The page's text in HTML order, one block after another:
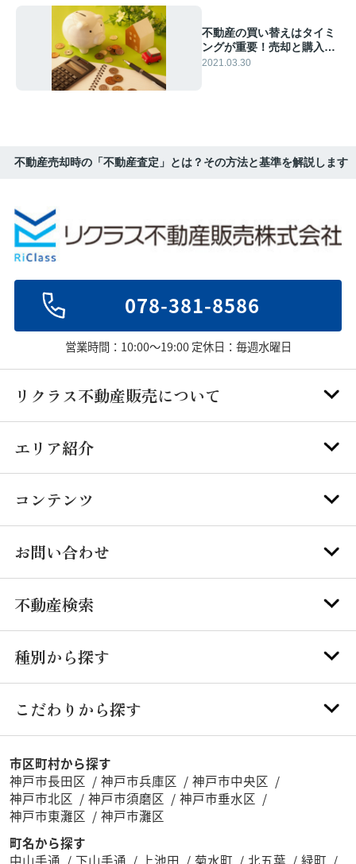
不動産の買い替えはタイミ
ングが重要！売却と購入は
どちらを優先させる？
2021.03.30
不動産売却時の「不動産査定」とは？その方法と基準を解説します
078-381-8586
営業時間：10:00～19:00 定休日：毎週水曜日
リクラス不動産販売について
エリア紹介
コンテンツ
お問い合わせ
不動産検索
種別から探す
こだわりから探す
市区町村から探す
神戸市長田区
神戸市兵庫区
神戸市中央区
神戸市北区
神戸市須磨区
神戸市垂水区
神戸市東灘区
神戸市灘区
町名から探す
中山手通
下山手通 上池田 菊水町 北五葉 緑町